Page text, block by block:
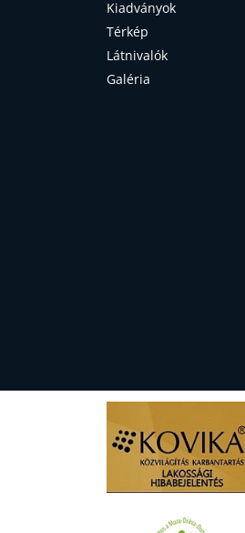
Kiadványok
Térkép
Látnivalók
Galéria